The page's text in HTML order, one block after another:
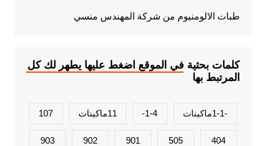
طبات الالومنيوم من شركة المهندس منسي
كلمات بحثية في الموقع اضغط عليها يطهر لك كل
المرتبط بها
-1-1ماكينات 1-4- 11ماكينات 107
404
505
901
902
903